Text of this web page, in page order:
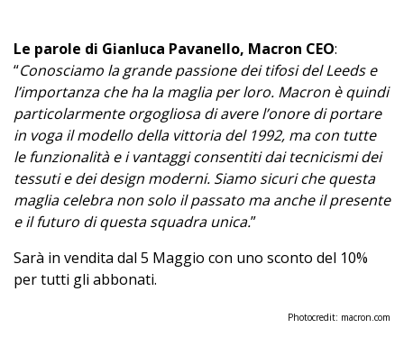
Le parole di Gianluca Pavanello, Macron CEO:
“Conosciamo la grande passione dei tifosi del Leeds e
l’importanza che ha la maglia per loro. Macron è quindi
particolarmente orgogliosa di avere l’onore di portare
in voga il modello della vittoria del 1992, ma con tutte
le funzionalità e i vantaggi consentiti dai tecnicismi dei
tessuti e dei design moderni. Siamo sicuri che questa
maglia celebra non solo il passato ma anche il presente
e il futuro di questa squadra unica.”
Sarà in vendita dal 5 Maggio con uno sconto del 10%
per tutti gli abbonati.
Photocredit: macron.com